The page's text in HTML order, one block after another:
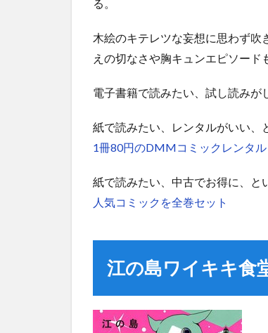
る。
木絵のキテレツな妄想に思わず
えの切なさや胸キュンエピソード
電子書籍で読みたい、試し読みが
紙で読みたい、レンタルがいい、
1冊80円のDMMコミックレンタル
紙で読みたい、中古でお得に、と
人気コミックを全巻セット
江の島ワイキキ食